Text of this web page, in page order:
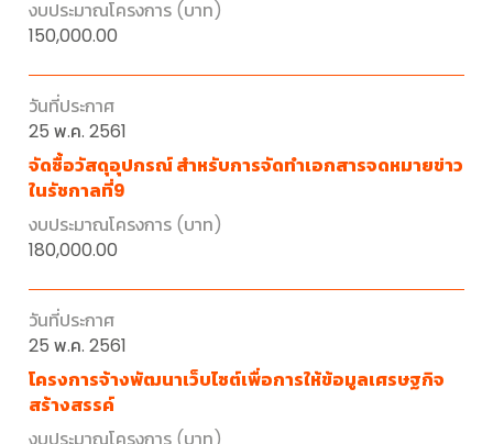
150,000.00
25 พ.ค. 2561
จัดซื้อวัสดุอุปกรณ์ สำหรับการจัดทำเอกสารจดหมายข่าว
ในรัชกาลที่9
180,000.00
25 พ.ค. 2561
โครงการจ้างพัฒนาเว็บไซต์เพื่อการให้ข้อมูลเศรษฐกิจ
สร้างสรรค์